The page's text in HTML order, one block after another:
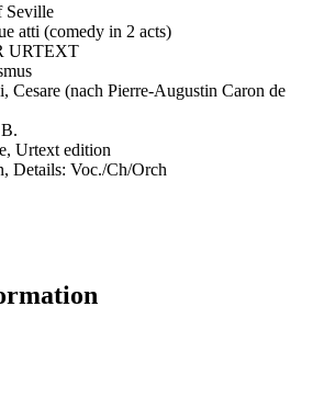
Seville
atti (comedy in 2 acts)
URTEXT
Cesare (nach Pierre-Augustin Caron de
Urtext edition
Details: Voc./Ch/Orch